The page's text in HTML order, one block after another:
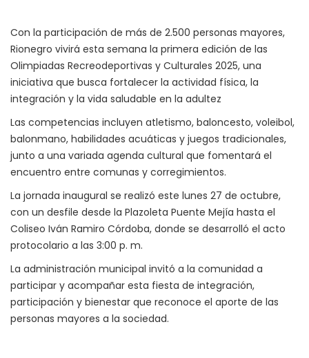
Con la participación de más de 2.500 personas mayores,
Rionegro vivirá esta semana la primera edición de las
Olimpiadas Recreodeportivas y Culturales 2025, una
iniciativa que busca fortalecer la actividad física, la
integración y la vida saludable en la adultez
Las competencias incluyen atletismo, baloncesto, voleibol,
balonmano, habilidades acuáticas y juegos tradicionales,
junto a una variada agenda cultural que fomentará el
encuentro entre comunas y corregimientos.
La jornada inaugural se realizó este lunes 27 de octubre,
con un desfile desde la Plazoleta Puente Mejía hasta el
Coliseo Iván Ramiro Córdoba, donde se desarrolló el acto
protocolario a las 3:00 p. m.
La administración municipal invitó a la comunidad a
participar y acompañar esta fiesta de integración,
participación y bienestar que reconoce el aporte de las
personas mayores a la sociedad.